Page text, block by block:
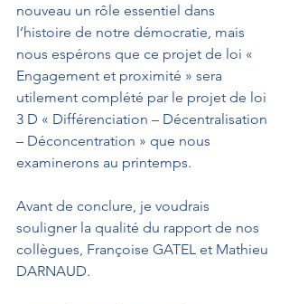
nouveau un rôle essentiel dans
l’histoire de notre démocratie, mais
nous espérons que ce projet de loi «
Engagement et proximité » sera
utilement complété par le projet de loi
3 D « Différenciation – Décentralisation
– Déconcentration » que nous
examinerons au printemps.
Avant de conclure, je voudrais
souligner la qualité du rapport de nos
collègues, Françoise GATEL et Mathieu
DARNAUD.